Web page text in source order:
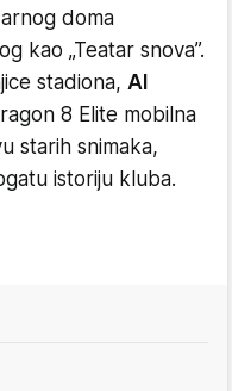
doma
kao „Teatar snova”.
stadiona, AI
8 Elite mobilna
starih snimaka,
istoriju kluba.